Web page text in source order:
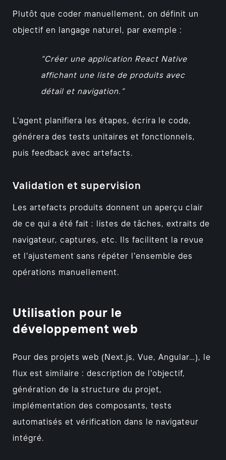
Plutôt que coder manuellement, on définit un
objectif en langage naturel, par exemple :
Créer une application React Native
affichant une liste de produits avec
détail et navigation.
L'agent planifiera les étapes, écrira le code,
générera des tests unitaires et fonctionnels,
puis feedback avec artefacts.
Validation et supervision
Les artefacts produits donnent un aperçu clair
de ce qui a été fait : listes de tâches, extraits de
navigateur, captures, etc. Ils facilitent la revue
et l'ajustement sans répéter l'ensemble des
opérations manuellement.
Utilisation pour le
développement web
Pour des projets web (Next.js, Vue, Angular…), le
flux est similaire : description de l'objectif,
génération de la structure du projet,
implémentation des composants, tests
automatisés et vérification dans le navigateur
intégré.